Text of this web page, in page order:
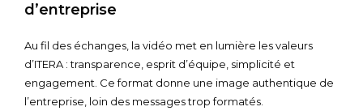
d’entreprise
Au fil des échanges, la vidéo met en lumière les valeurs
d’ITERA : transparence, esprit d’équipe, simplicité et
engagement. Ce format donne une image authentique de
l’entreprise, loin des messages trop formatés.